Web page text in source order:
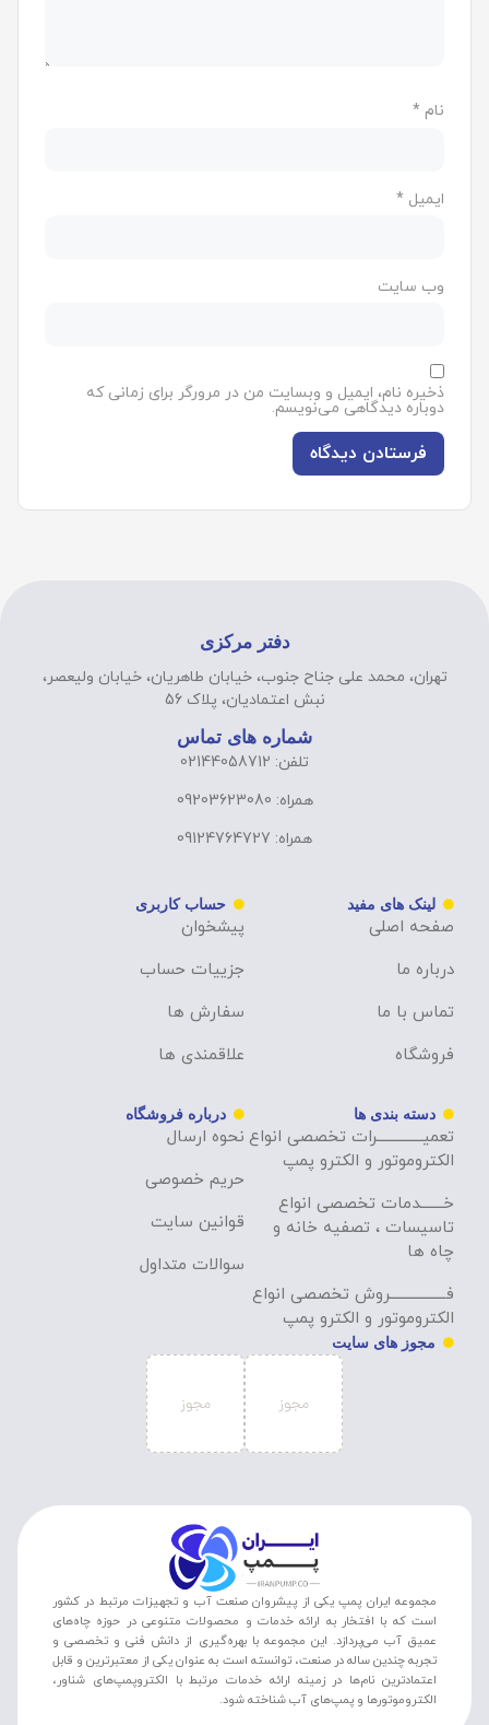
نام *
ایمیل *
وب‌ سایت
ذخیره نام، ایمیل و وبسایت من در مرورگر برای زمانی که
دوباره دیدگاهی می‌نویسم.
دفتر مرکزی
تهران، محمد علی جناح جنوب، خیابان طاهریان، خیابان ولیعصر،
نبش اعتمادیان، پلاک 56
شماره های تماس
تلفن: 02144058712
همراه: 09203623080
همراه: 09124764727
لینک های مفید
صفحه اصلی
درباره ما
تماس با ما
فروشگاه
حساب کاربری
پیشخوان
جزییات حساب
سفارش ها
علاقمندی ها
دسته بندی ها
تعمیــــــــــــــرات تخصصی انواع
الکتروموتور و الکترو پمپ
خـــــــدمات تخصصی انواع
تاسیسات ، تصفیه خانه و
چاه ها
فـــــــــــــــــروش تخصصی انواع
الکتروموتور و الکترو پمپ
درباره فروشگاه
نحوه ارسال
حریم خصوصی
قوانین سایت
سوالات متداول
مجوز های سایت
مجموعه ایران پمپ یکی از پیشروان صنعت آب و تجهیزات مرتبط در کشور
است که با افتخار به ارائه خدمات و محصولات متنوعی در حوزه چاه‌های
عمیق آب می‌پردازد. این مجموعه با بهره‌گیری از دانش فنی و تخصصی و
تجربه چندین ساله در صنعت، توانسته است به عنوان یکی از معتبرترین و قابل
اعتمادترین نام‌ها در زمینه ارائه خدمات مرتبط با الکتروپمپ‌های شناور،
الکتروموتورها و پمپ‌های آب شناخته شود.